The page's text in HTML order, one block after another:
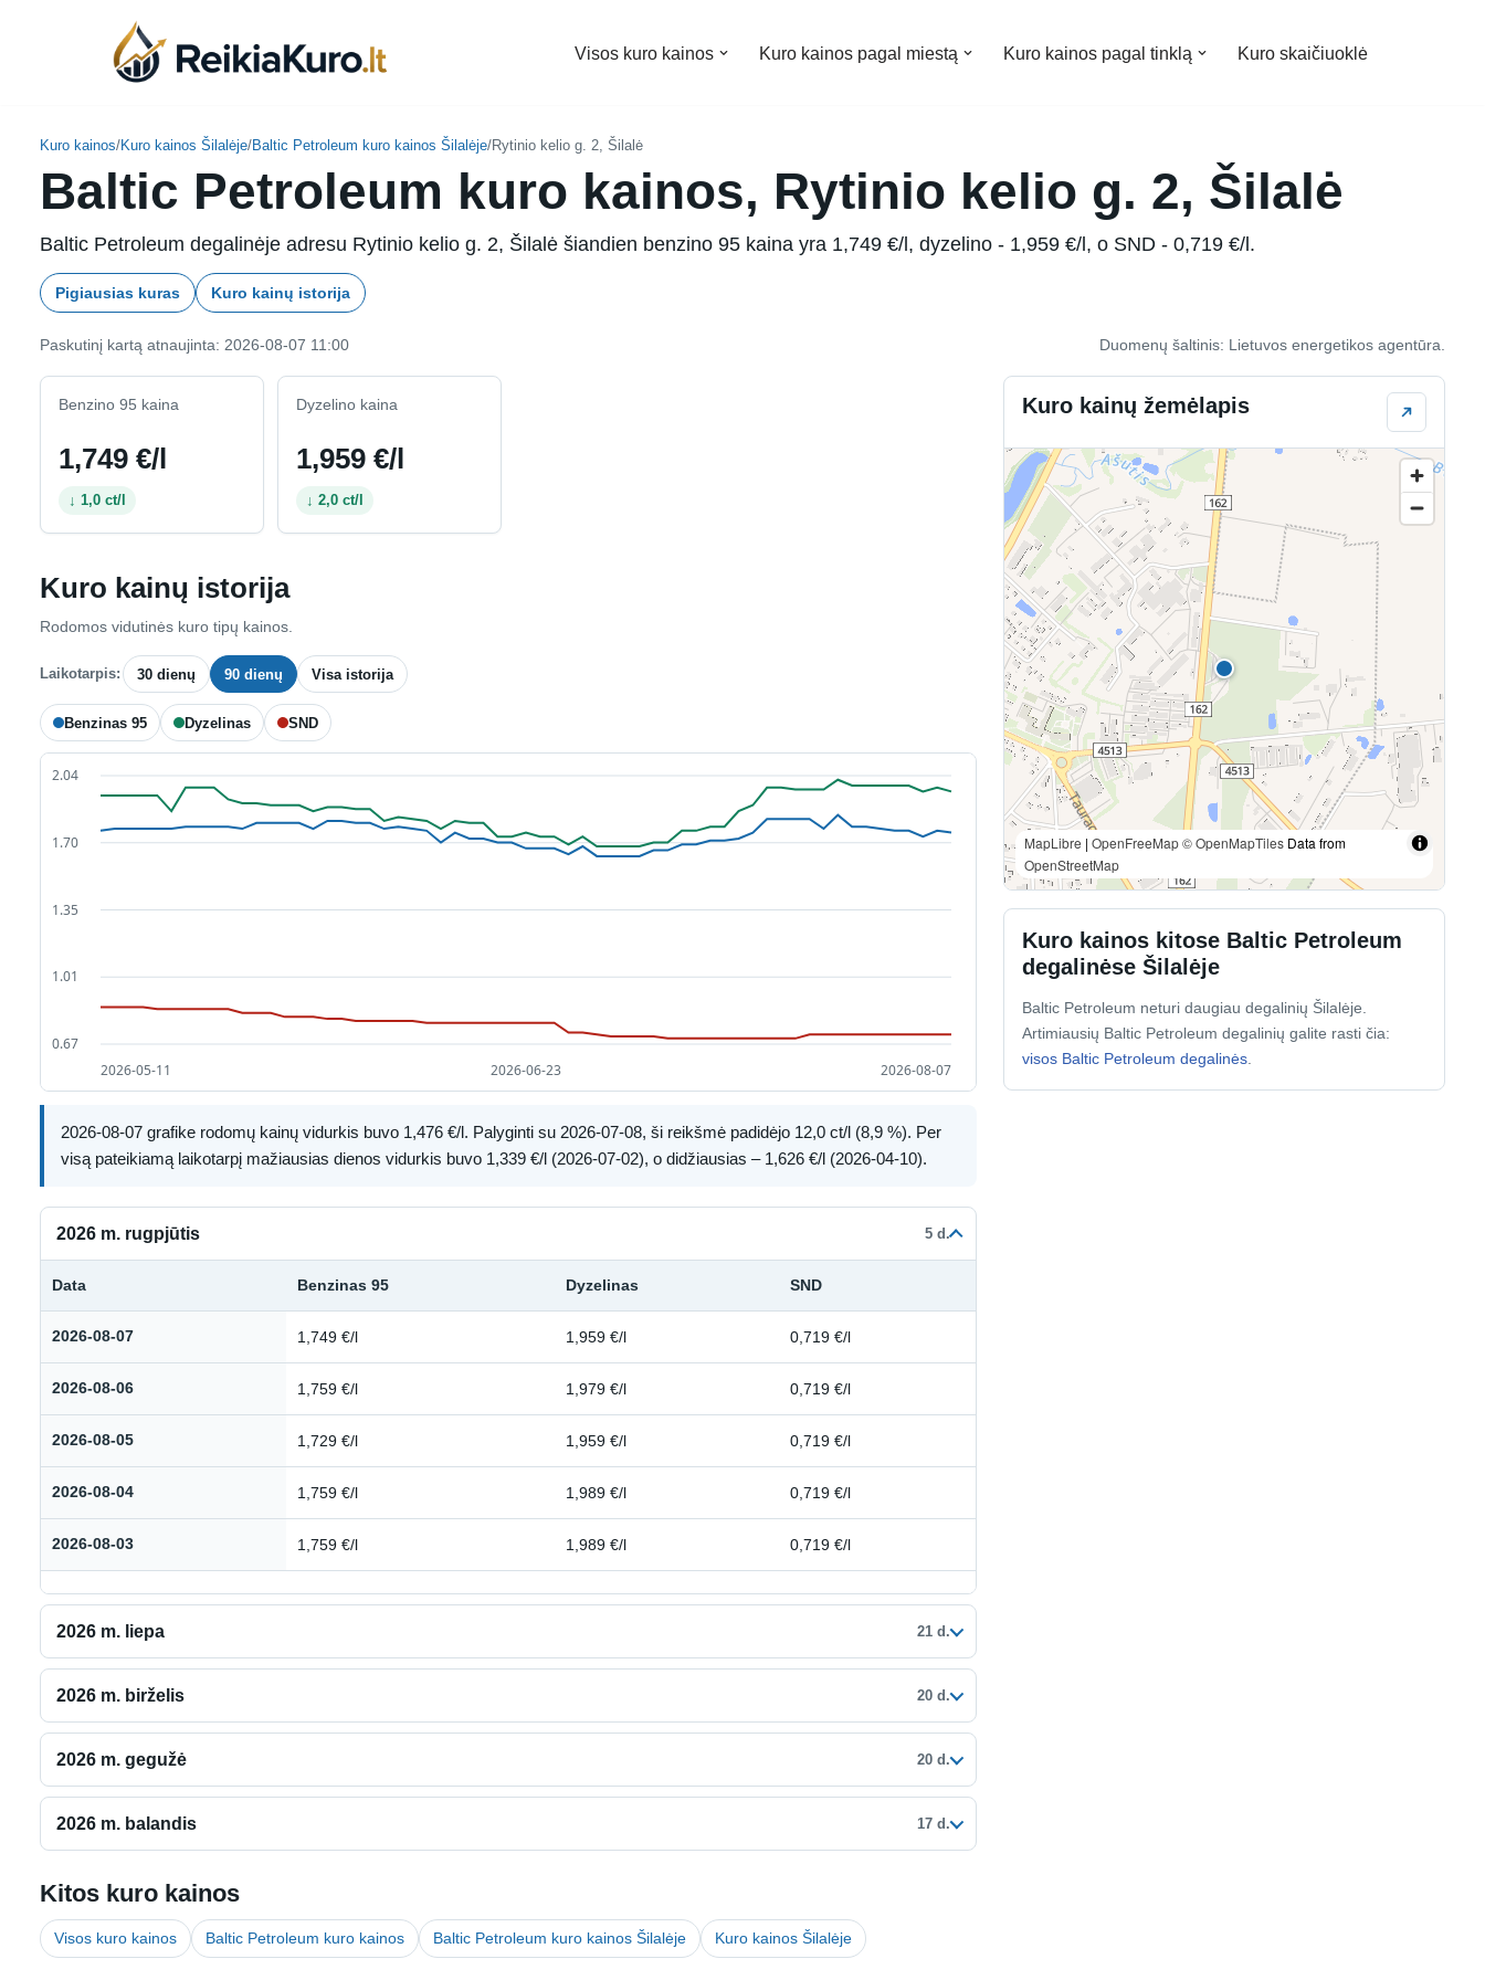
Visos kuro kainos Kuro kainos pagal miestą Kuro kainos pagal tinklą Kuro skaičiuoklė
Kuro kainos/Kuro kainos Šilalėje/Baltic Petroleum kuro kainos Šilalėje/Rytinio kelio g. 2, Šilalė
Baltic Petroleum kuro kainos, Rytinio kelio g. 2, Šilalė
Baltic Petroleum degalinėje adresu Rytinio kelio g. 2, Šilalė šiandien benzino 95 kaina yra 1,749 €/l, dyzelino - 1,959 €/l, o SND - 0,719 €/l.
Pigiausias kuras Kuro kainų istorija
Paskutinį kartą atnaujinta: 2026-08-07 11:00 Duomenų šaltinis: Lietuvos energetikos agentūra.
Benzino 95 kaina
1,749 €/l
↓ 1,0 ct/l
Dyzelino kaina
1,959 €/l
↓ 2,0 ct/l
Kuro kainų istorija
Rodomos vidutinės kuro tipų kainos.
Laikotarpis: 30 dienų 90 dienų Visa istorija
Benzinas 95 Dyzelinas SND
2026-08-07 grafike rodomų kainų vidurkis buvo 1,476 €/l. Palyginti su 2026-07-08, ši reikšmė padidėjo 12,0 ct/l (8,9 %). Per
visą pateikiamą laikotarpį mažiausias dienos vidurkis buvo 1,339 €/l (2026-07-02), o didžiausias – 1,626 €/l (2026-04-10).
2026 m. rugpjūtis 5 d.
Kuro kainų istorija: 2026 m. rugpjūtis
Data Benzinas 95 Dyzelinas SND
2026-08-07 1,749 €/l 1,959 €/l 0,719 €/l
2026-08-06 1,759 €/l 1,979 €/l 0,719 €/l
2026-08-05 1,729 €/l 1,959 €/l 0,719 €/l
2026-08-04 1,759 €/l 1,989 €/l 0,719 €/l
2026-08-03 1,759 €/l 1,989 €/l 0,719 €/l
2026 m. liepa 21 d.
2026 m. birželis 20 d.
2026 m. gegužė 20 d.
2026 m. balandis 17 d.
Kitos kuro kainos
Visos kuro kainos Baltic Petroleum kuro kainos Baltic Petroleum kuro kainos Šilalėje Kuro kainos Šilalėje
Kuro kainų žemėlapis
MapLibre | OpenFreeMap© OpenMapTiles Data from
OpenStreetMap
Kuro kainos kitose Baltic Petroleum
degalinėse Šilalėje
Baltic Petroleum neturi daugiau degalinių Šilalėje.
Artimiausių Baltic Petroleum degalinių galite rasti čia:
visos Baltic Petroleum degalinės.